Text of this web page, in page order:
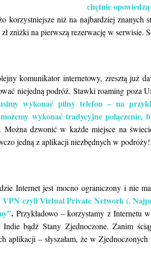
Ci o okolicy lub
korzystniejsze niż na najbardziej znanych
zniżki na pierwszą rezerwację w serwisie.
komunikator internetowy, zresztą już
niejedną podróż. Stawki roaming poza
wykonać pilny telefon – na
wykonać tradycyjne połączenie,
Można dzwonić w każde miejsce na
jedną z aplikacji niezbędnych w podróży!
Internet jest mocno ograniczony i nie
VPN czyli Virtual Private Network (.
. Przykładowo – korzystamy z Internetu
bądź Stany Zjednoczone. Zanim
aplikacji – słyszałam, że w